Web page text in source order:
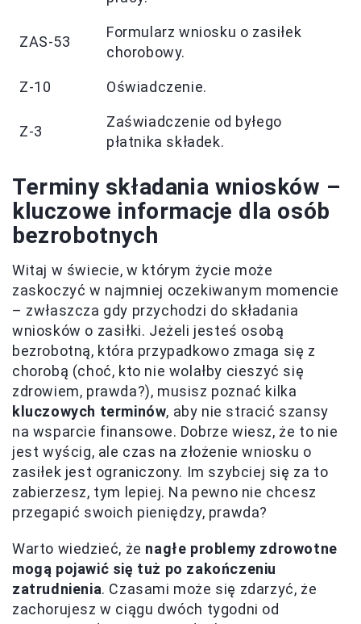
ZAS-53
Formularz wniosku o zasiłek
chorobowy.
Z-10 Oświadczenie.
Z-3
Zaświadczenie od byłego
płatnika składek.
Terminy składania wniosków –
kluczowe informacje dla osób
bezrobotnych
Witaj w świecie, w którym życie może
zaskoczyć w najmniej oczekiwanym momencie
– zwłaszcza gdy przychodzi do składania
wniosków o zasiłki. Jeżeli jesteś osobą
bezrobotną, która przypadkowo zmaga się z
chorobą (choć, kto nie wolałby cieszyć się
zdrowiem, prawda?), musisz poznać kilka
kluczowych terminów, aby nie stracić szansy
na wsparcie finansowe. Dobrze wiesz, że to nie
jest wyścig, ale czas na złożenie wniosku o
zasiłek jest ograniczony. Im szybciej się za to
zabierzesz, tym lepiej. Na pewno nie chcesz
przegapić swoich pieniędzy, prawda?
Warto wiedzieć, że nagłe problemy zdrowotne
mogą pojawić się tuż po zakończeniu
zatrudnienia. Czasami może się zdarzyć, że
zachorujesz w ciągu dwóch tygodni od